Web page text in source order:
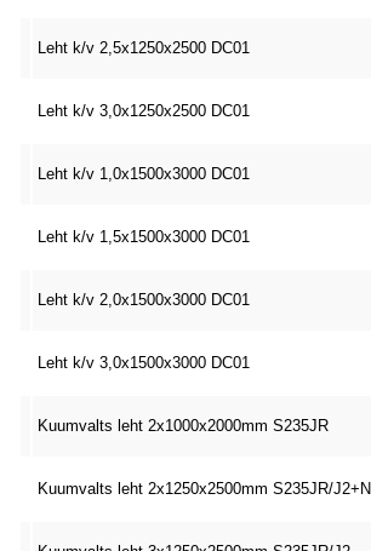
Leht k/v 2,5x1250x2500 DC01
Leht k/v 3,0x1250x2500 DC01
Leht k/v 1,0x1500x3000 DC01
Leht k/v 1,5x1500x3000 DC01
Leht k/v 2,0x1500x3000 DC01
Leht k/v 3,0x1500x3000 DC01
Kuumvalts leht 2x1000x2000mm S235JR
Kuumvalts leht 2x1250x2500mm S235JR/J2+N